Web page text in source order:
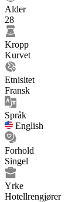
Alder
28
Kropp
Kurvet
Etnisitet
Fransk
Språk
English
Forhold
Singel
Yrke
Hotellrengjører